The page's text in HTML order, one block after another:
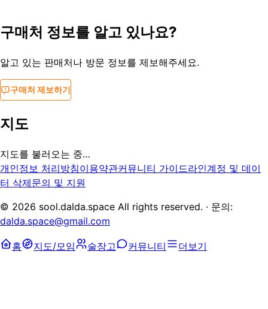
구매처 정보를 알고 있나요?
알고 있는 판매처나 방문 정보를 제보해주세요.
구매처 제보하기
지도
지도를 불러오는 중…
개인정보 처리방침이용약관커뮤니티 가이드라인계정 및 데이
터 삭제문의 및 지원
© 2026 sool.dalda.space All rights reserved. · 문의:
dalda.space@gmail.com
홈 지도/모임 술장고 커뮤니티 더보기